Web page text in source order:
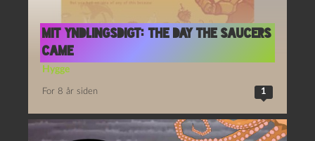
Mit yndlingsdigt: The day the saucers
came
Hygge
For 8 år siden 1